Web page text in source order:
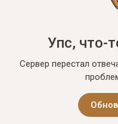
Упс, что-
Сервер перестал